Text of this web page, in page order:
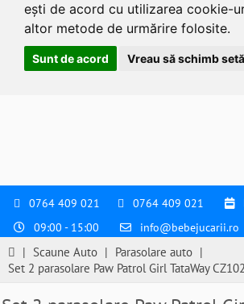
ești de acord cu utilizarea cookie-
altor metode de urmărire folosite.
Sunt de acord Vreau să schimb
0764 409 021 0764 409 021
09:00 - 15:00
info@bebejucarii.ro
| Scaune Auto | Parasolare auto |
Set 2 parasolare Paw Patrol Girl TataWay